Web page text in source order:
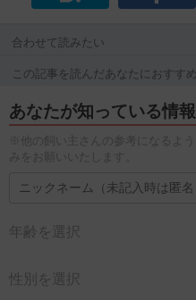
合わせて読みたい
この記事を読んだあなたにおすすめ
あなたが知っている情
※他の飼い主さんの参考になるよ
みをお願いいたします。
年齢を選択
性別を選択